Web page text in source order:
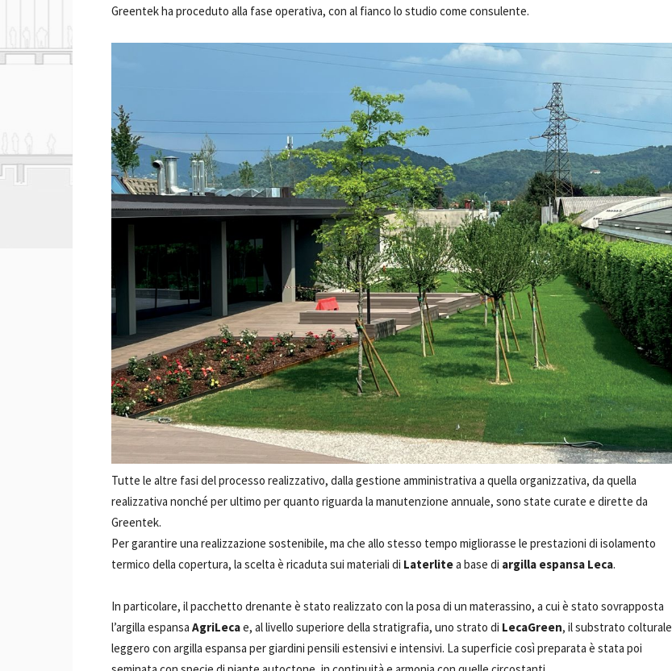
Greentek ha proceduto alla fase operativa, con al fianco lo studio come consulente.
Tutte le altre fasi del processo realizzativo, dalla gestione amministrativa a quella organizzativa, da quella
realizzativa nonché per ultimo per quanto riguarda la manutenzione annuale, sono state curate e dirette da
Greentek.
Per garantire una realizzazione sostenibile, ma che allo stesso tempo migliorasse le prestazioni di isolamento
termico della copertura, la scelta è ricaduta sui materiali di Laterlitea base di argilla espansa Leca.
In particolare, il pacchetto drenante è stato realizzato con la posa di un materassino, a cui è stato sovrapposta
l’argilla espansa AgriLecae, al livello superiore della stratigrafia, uno strato di LecaGreen, il substrato colturale
leggero con argilla espansa per giardini pensili estensivi e intensivi. La superficie così preparata è stata poi